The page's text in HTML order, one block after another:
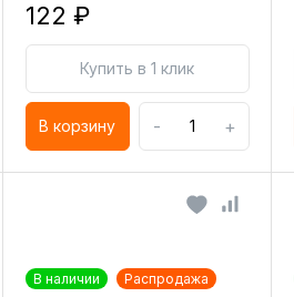
122 ₽
Купить в 1 клик
В корзину - +
В наличии
Распродажа